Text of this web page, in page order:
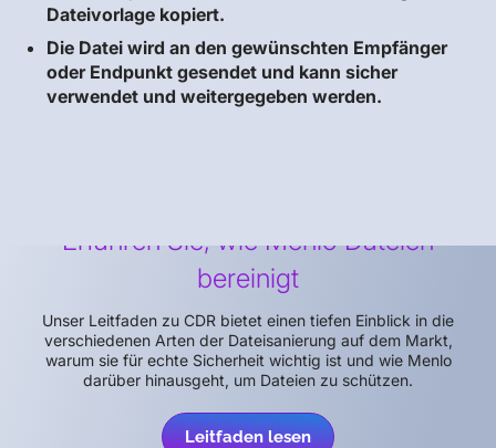
Dateivorlage kopiert.
Die Datei wird an den gewünschten Empfänger
oder Endpunkt gesendet und kann sicher
verwendet und weitergegeben werden.
Erfahren Sie, wie Menlo Dateien
bereinigt
Unser Leitfaden zu CDR bietet einen tiefen Einblick in die
verschiedenen Arten der Dateisanierung auf dem Markt,
warum sie für echte Sicherheit wichtig ist und wie Menlo
darüber hinausgeht, um Dateien zu schützen.
Leitfaden lesen